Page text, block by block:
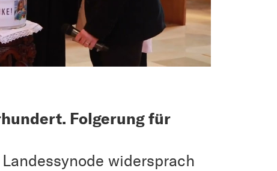
Folgerung für
widersprach